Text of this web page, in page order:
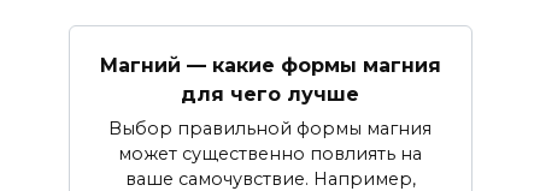
Магний — какие формы магния
для чего лучше
Выбор правильной формы магния
может существенно повлиять на
ваше самочувствие. Например,